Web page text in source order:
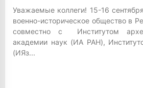
Уважаемые коллеги! 15-16
военно-историческое общество в
совместно с Институтом
академии наук (ИА РАН),
(ИЯз...